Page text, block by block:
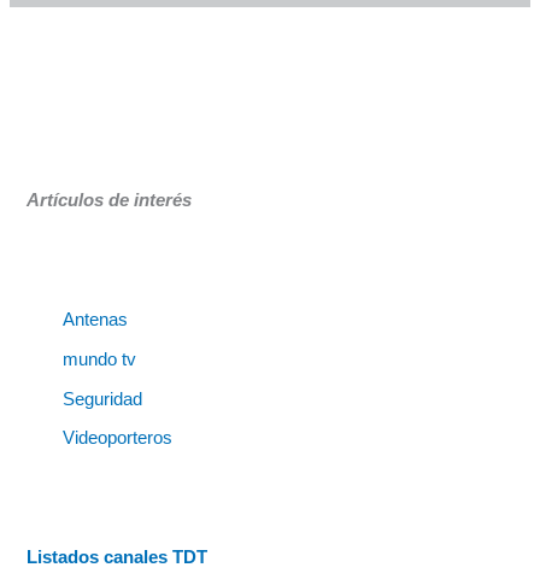
Artículos de interés
Antenas
mundo tv
Seguridad
Videoporteros
Listados canales TDT